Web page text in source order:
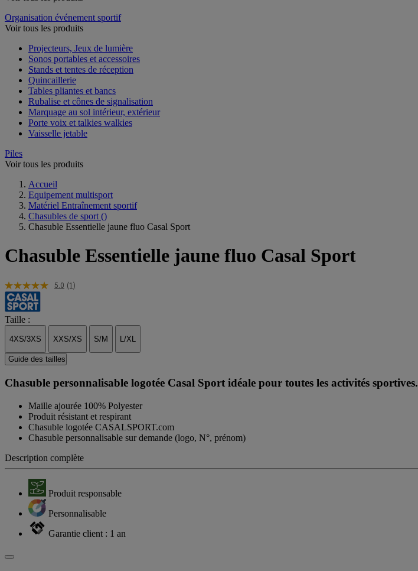
Organisation événement sportif
Voir tous les produits
Projecteurs, Jeux de lumière
Sonos portables et accessoires
Stands et tentes de réception
Quincaillerie
Tables pliantes et bancs
Rubalise et cônes de signalisation
Marquage au sol intérieur, extérieur
Porte voix et talkies walkies
Vaisselle jetable
Piles
Voir tous les produits
Accueil
Equipement multisport
Matériel Entraînement sportif
Chasubles de sport ()
Chasuble Essentielle jaune fluo Casal Sport
Chasuble Essentielle jaune fluo Casal Sport
5.0 (1)
Taille :
4XS/3XS XXS/XS S/M L/XL
Guide des tailles
Chasuble personnalisable logotée Casal Sport idéale pour toutes les activités sportives.
Maille ajourée 100% Polyester
Produit résistant et respirant
Chasuble logotée CASALSPORT.com
Chasuble personnalisable sur demande (logo, N°, prénom)
Description complète
Produit responsable
Personnalisable
Garantie client : 1 an